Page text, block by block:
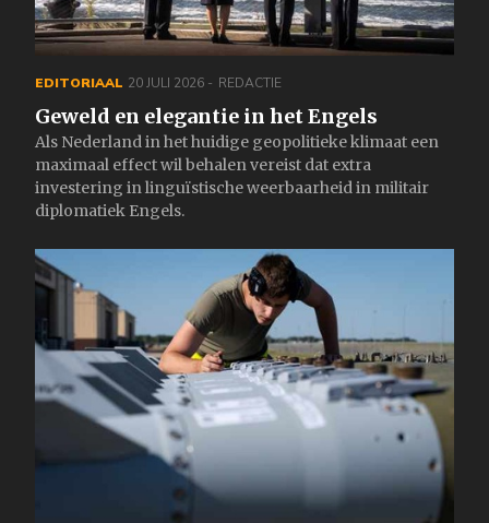
EDITORIAAL 20 JULI 2026 REDACTIE
Geweld en elegantie in het Engels
Als Nederland in het huidige geopolitieke klimaat een
maximaal effect wil behalen vereist dat extra
investering in linguïstische weerbaarheid in militair
diplomatiek Engels.